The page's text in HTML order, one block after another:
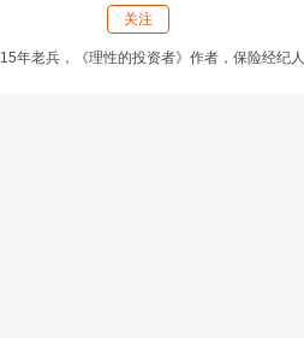
关注
15年老兵，《理性的投资者》作者，保险经纪人